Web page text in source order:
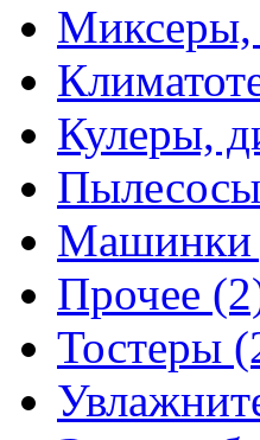
Миксеры,
Кулеры,
Пылесосы
Машинки
Прочее
Тостеры